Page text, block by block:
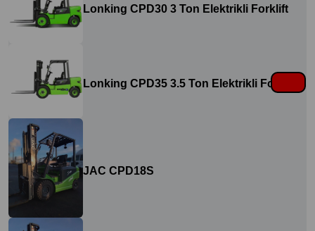
Lonking CPD30 3 Ton Elektrikli Forklift
Lonking CPD35 3.5 Ton Elektrikli Forklift
JAC CPD18S